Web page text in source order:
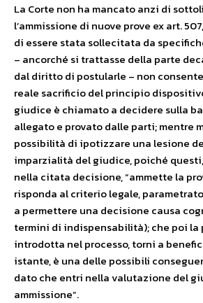
La Corte non ha mancato anzi di
l’ammissione di nuove prove ex art.
di essere stata sollecitata da
– ancorché si trattasse della parte
dal diritto di postularle – non
reale sacrificio del principio
giudice è chiamato a decidere sulla
allegato e provato dalle parti; mentre
possibilità di ipotizzare una lesione
imparzialità del giudice, poiché
nella citata decisione, “ammette la
risponda al criterio legale,
a permettere una decisione causa
termini di indispensabilità); che poi la
introdotta nel processo, torni a
istante, è una delle possibili
dato che entri nella valutazione del
ammissione”.